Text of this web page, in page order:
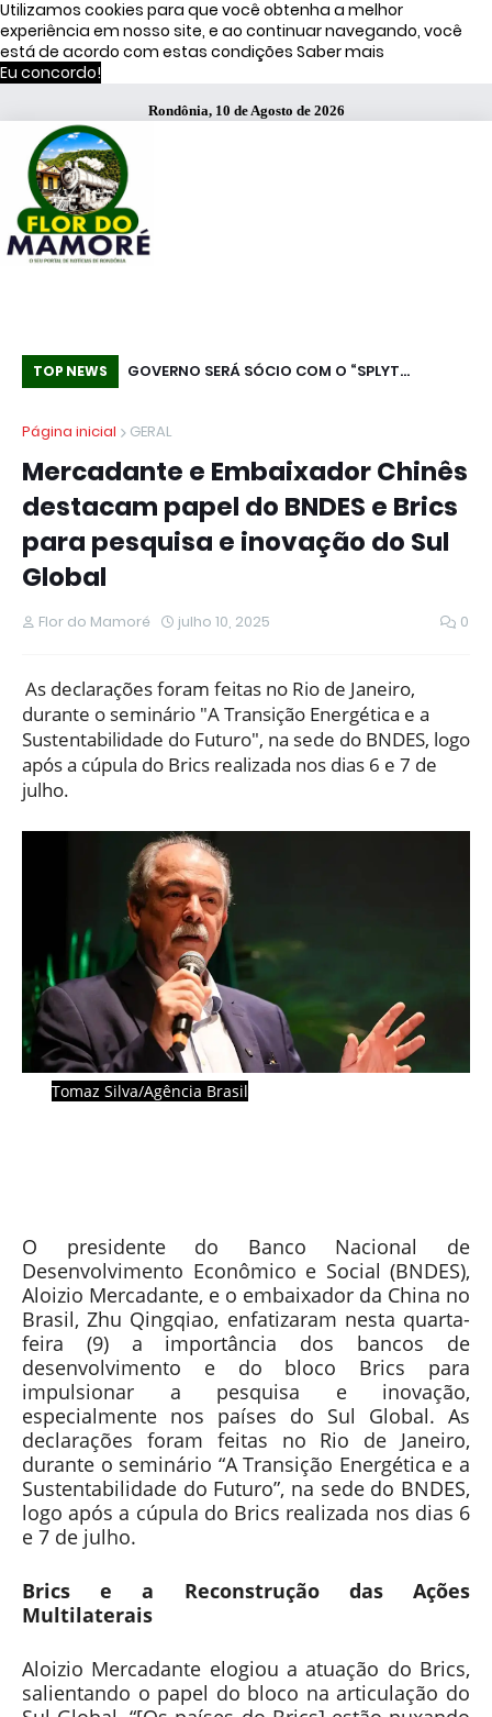
Utilizamos cookies para que você obtenha a melhor
experiência em nosso site, e ao continuar navegando, você
está de acordo com estas condições Saber mais
Eu concordo!
Rondônia, 10 de Agosto de 2026
TOP NEWS
é preso pelo
GOVERNO SERÁ SÓCIO COM O “SPLYT
RECEBIMENTO ASSUSTA EMPRESARIADO
Página inicial
GERAL
Mercadante e Embaixador Chinês
destacam papel do BNDES e Brics
para pesquisa e inovação do Sul
Global
Flor do Mamoré julho 10, 2025 0
As declarações foram feitas no Rio de Janeiro,
durante o seminário "A Transição Energética e a
Sustentabilidade do Futuro", na sede do BNDES, logo
após a cúpula do Brics realizada nos dias 6 e 7 de
julho.
Tomaz Silva/Agência Brasil
O presidente do Banco Nacional de
Desenvolvimento Econômico e Social (BNDES),
Aloizio Mercadante, e o embaixador da China no
Brasil, Zhu Qingqiao, enfatizaram nesta quarta-
feira (9) a importância dos bancos de
desenvolvimento e do bloco Brics para
impulsionar a pesquisa e inovação,
especialmente nos países do Sul Global. As
declarações foram feitas no Rio de Janeiro,
durante o seminário “A Transição Energética e a
Sustentabilidade do Futuro”, na sede do BNDES,
logo após a cúpula do Brics realizada nos dias 6
e 7 de julho.
Brics e a Reconstrução das Ações
Multilaterais
Aloizio Mercadante elogiou a atuação do Brics,
salientando o papel do bloco na articulação do